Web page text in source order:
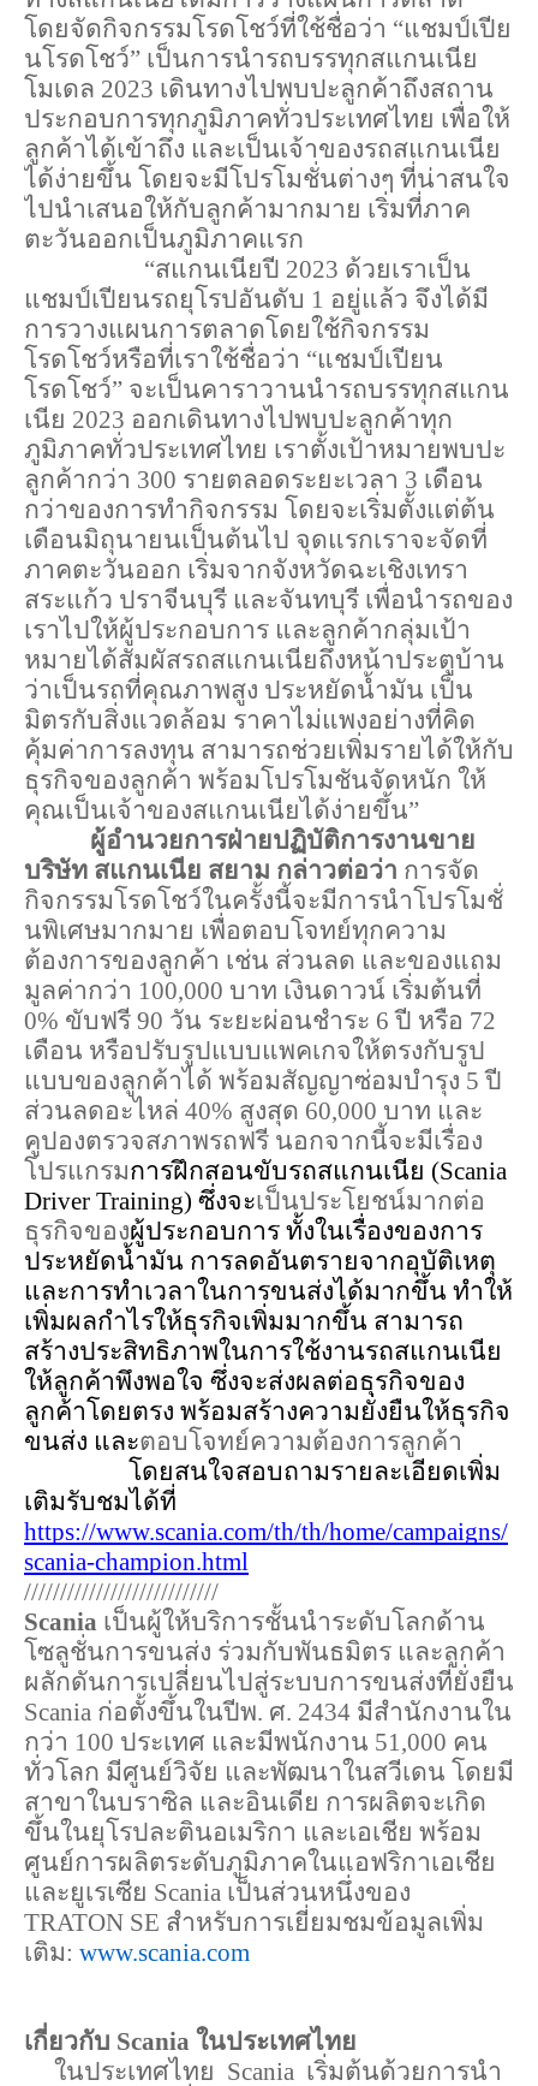
โดยจัดกิจกรรมโรดโชว์ที่ใช้ชื่อว่า “แชมป์เปีย
นโรดโชว์” เป็นการนำรถบรรทุกสแกนเนีย
โมเดล 2023 เดินทางไปพบปะลูกค้าถึงสถาน
ประกอบการทุกภูมิภาคทั่วประเทศไทย เพื่อให้
ลูกค้าได้เข้าถึง และเป็นเจ้าของรถสแกนเนีย
ได้ง่ายขึ้น โดยจะมีโปรโมชั่นต่างๆ ที่น่าสนใจ
ไปนำเสนอให้กับลูกค้ามากมาย เริ่มที่ภาค
ตะวันออกเป็นภูมิภาคแรก
“สแกนเนียปี 2023 ด้วยเราเป็น
แชมป์เปียนรถยุโรปอันดับ 1 อยู่แล้ว จึงได้มี
การวางแผนการตลาดโดยใช้กิจกรรม
โรดโชว์หรือที่เราใช้ชื่อว่า “แชมป์เปียน
โรดโชว์” จะเป็นคาราวานนำรถบรรทุกสแกน
เนีย 2023 ออกเดินทางไปพบปะลูกค้าทุก
ภูมิภาคทั่วประเทศไทย เราตั้งเป้าหมายพบปะ
ลูกค้ากว่า 300 รายตลอดระยะเวลา 3 เดือน
กว่าของการทำกิจกรรม โดยจะเริ่มตั้งแต่ต้น
เดือนมิถุนายนเป็นต้นไป จุดแรกเราจะจัดที่
ภาคตะวันออก เริ่มจากจังหวัดฉะเชิงเทรา
สระแก้ว ปราจีนบุรี และจันทบุรี เพื่อนำรถของ
เราไปให้ผู้ประกอบการ และลูกค้ากลุ่มเป้า
หมายได้สัมผัสรถสแกนเนียถึงหน้าประตูบ้าน
ว่าเป็นรถที่คุณภาพสูง ประหยัดน้ำมัน เป็น
มิตรกับสิ่งแวดล้อม ราคาไม่แพงอย่างที่คิด
คุ้มค่าการลงทุน สามารถช่วยเพิ่มรายได้ให้กับ
ธุรกิจของลูกค้า พร้อมโปรโมชันจัดหนัก ให้
คุณเป็นเจ้าของสแกนเนียได้ง่ายขึ้น”
ผู้อำนวยการฝ่ายปฏิบัติการงานขาย
บริษัท สแกนเนีย สยาม กล่าวต่อว่า การจัด
กิจกรรมโรดโชว์ในครั้งนี้จะมีการนำโปรโมชั่
นพิเศษมากมาย เพื่อตอบโจทย์ทุกความ
ต้องการของลูกค้า เช่น ส่วนลด และของแถม
มูลค่ากว่า 100,000 บาท เงินดาวน์ เริ่มต้นที่
0% ขับฟรี 90 วัน ระยะผ่อนชำระ 6 ปี หรือ 72
เดือน หรือปรับรูปแบบแพคเกจให้ตรงกับรูป
แบบของลูกค้าได้ พร้อมสัญญาซ่อมบำรุง 5 ปี
ส่วนลดอะไหล่ 40% สูงสุด 60,000 บาท และ
คูปองตรวจสภาพรถฟรี นอกจากนี้จะมีเรื่อง
โปรแกรมการฝึกสอนขับรถสแกนเนีย (Scania
Driver Training) ซึ่งจะเป็นประโยชน์มากต่อ
ธุรกิจของผู้ประกอบการ ทั้งในเรื่องของการ
ประหยัดน้ำมัน การลดอันตรายจากอุบัติเหตุ
และการทำเวลาในการขนส่งได้มากขึ้น ทำให้
เพิ่มผลกำไรให้ธุรกิจเพิ่มมากขึ้น สามารถ
สร้างประสิทธิภาพในการใช้งานรถสแกนเนีย
ให้ลูกค้าพึงพอใจ ซึ่งจะส่งผลต่อธุรกิจของ
ลูกค้าโดยตรง พร้อมสร้างความยั่งยืนให้ธุรกิจ
ขนส่ง และตอบโจทย์ความต้องการลูกค้า
โดยสนใจสอบถามรายละเอียดเพิ่ม
https://www.scania.com/th/th/home/campaigns/
scania-champion.html
///////////////////////////
Scania เป็นผู้ให้บริการชั้นนำระดับโลกด้าน
โซลูชั่นการขนส่ง ร่วมกับพันธมิตร และลูกค้า
ผลักดันการเปลี่ยนไปสู่ระบบการขนส่งที่ยั่งยืน
Scania ก่อตั้งขึ้นในปีพ. ศ. 2434 มีสำนักงานใน
กว่า 100 ประเทศ และมีพนักงาน 51,000 คน
ทั่วโลก มีศูนย์วิจัย และพัฒนาในสวีเดน โดยมี
สาขาในบราซิล และอินเดีย การผลิตจะเกิด
ขึ้นในยุโรปละตินอเมริกา และเอเชีย พร้อม
ศูนย์การผลิตระดับภูมิภาคในแอฟริกาเอเชีย
และยูเรเซีย Scania เป็นส่วนหนึ่งของ
TRATON SE สำหรับการเยี่ยมชมข้อมูลเพิ่ม
เติม: www.scania.com
เกี่ยวกับ Scania ในประเทศไทย